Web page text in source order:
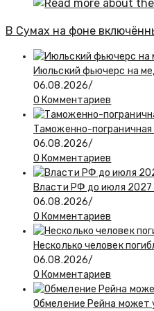
В Сумах на фоне
Июльский фьючерс на
06.08.2026/
0 Комментариев
Таможенно-
06.08.2026/
0 Комментариев
Власти РФ до июля 2027
06.08.2026/
0 Комментариев
Несколько человек
06.08.2026/
0 Комментариев
Обмеление Рейна может